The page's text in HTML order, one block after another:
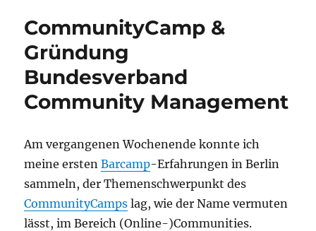
2009
Berlin
freigeschaltet
CommunityCamp &
Gründung
Bundesverband
Community Management
Am vergangenen Wochenende konnte ich
meine erstenBarcamp-Erfahrungen in Berlin
sammeln, der Themenschwerpunkt des
CommunityCamps lag, wie der Name vermuten
lässt, im Bereich (Online-)Communities.